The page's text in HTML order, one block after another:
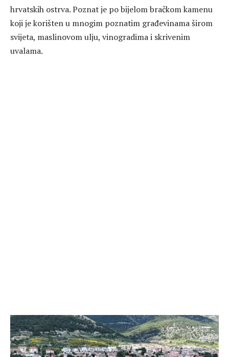
hrvatskih ostrva. Poznat je po bijelom bračkom kamenu
koji je korišten u mnogim poznatim građevinama širom
svijeta, maslinovom ulju, vinogradima i skrivenim
uvalama.